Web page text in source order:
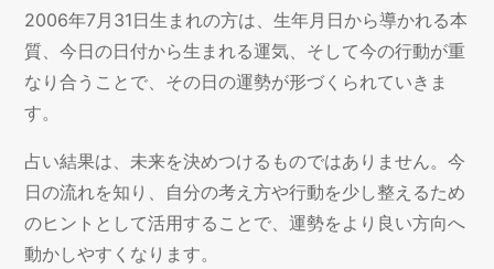
2006年7月31日生まれの方は、生年月日から導かれる本
質、今日の日付から生まれる運気、そして今の行動が重
なり合うことで、その日の運勢が形づくられていきま
す。
占い結果は、未来を決めつけるものではありません。今
日の流れを知り、自分の考え方や行動を少し整えるため
のヒントとして活用することで、運勢をより良い方向へ
動かしやすくなります。